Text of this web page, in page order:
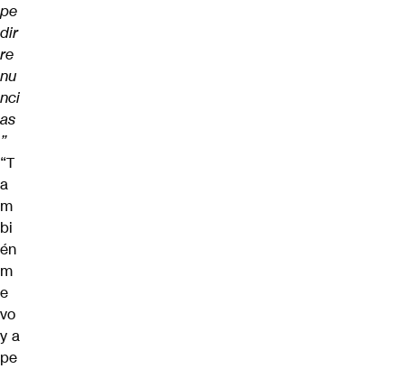
pe
dir
re
nu
nci
as
”
“T
a
m
bi
én
m
e
vo
y a
pe